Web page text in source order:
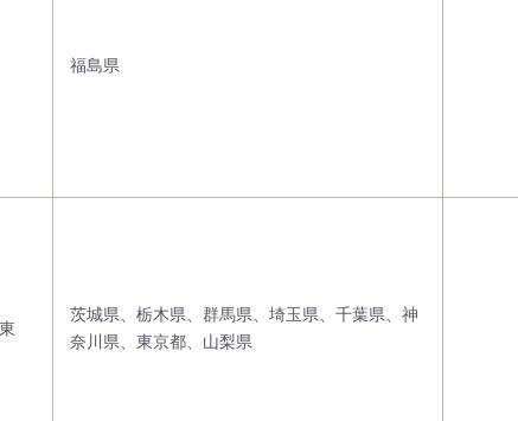
福島県
茨城県、栃木県、群馬県、埼玉県、千葉県、神
奈川県、東京都、山梨県